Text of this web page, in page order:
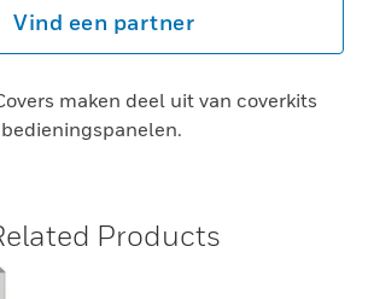
Vind een partner
maken deel uit van coverkits
Products